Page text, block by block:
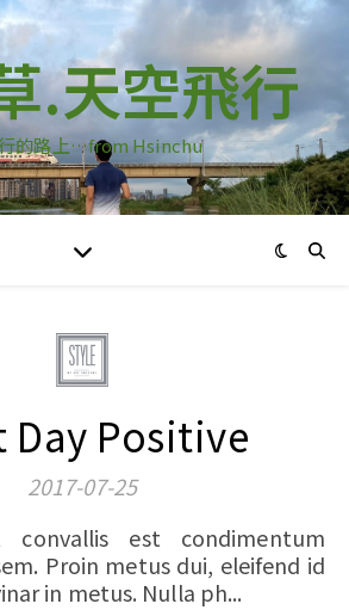
.天空飛行
的路上…from Hsinchu
Day Positive
2017-07-25
Proin metus dui, eleifend id
in metus. Nulla ph...